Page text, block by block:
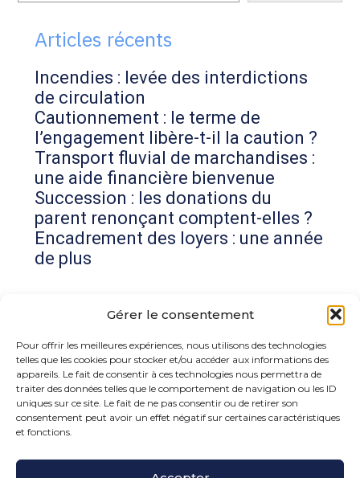
Gérer le consentement
Pour offrir les meilleures expériences, nous utilisons des technologies
telles que les cookies pour stocker et/ou accéder aux informations des
appareils. Le fait de consentir à ces technologies nous permettra de
traiter des données telles que le comportement de navigation ou les ID
uniques sur ce site. Le fait de ne pas consentir ou de retirer son
consentement peut avoir un effet négatif sur certaines caractéristiques
et fonctions.
Articles récents
Incendies : levée des interdictions
de circulation
Cautionnement : le terme de
l’engagement libère-t-il la caution ?
Transport fluvial de marchandises :
une aide financière bienvenue
Succession : les donations du
parent renonçant comptent-elles ?
Encadrement des loyers : une année
de plus
Commentaires récents
Aucun commentaire à afficher.